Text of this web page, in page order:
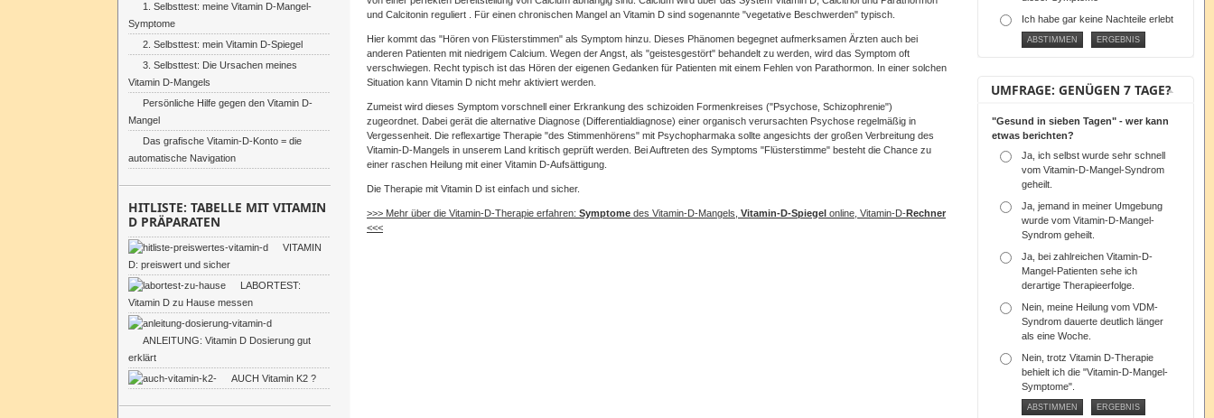
und Calcitonin reguliert . Für einen chronischen Mangel an Vitamin D sind sogenannte "vegetative Beschwerden" typisch.
Hier kommt das "Hören von Flüsterstimmen" als Symptom hinzu. Dieses Phänomen begegnet aufmerksamen Ärzten auch bei
anderen Patienten mit niedrigem Calcium. Wegen der Angst, als "geistesgestört" behandelt zu werden, wird das Symptom oft
verschwiegen. Recht typisch ist das Hören der eigenen Gedanken für Patienten mit einem Fehlen von Parathormon. In einer solchen
Situation kann Vitamin D nicht mehr aktiviert werden.
Zumeist wird dieses Symptom vorschnell einer Erkrankung des schizoiden Formenkreises ("Psychose, Schizophrenie")
zugeordnet. Dabei gerät die alternative Diagnose (Differentialdiagnose) einer organisch verursachten Psychose regelmäßig in
Vergessenheit. Die reflexartige Therapie "des Stimmenhörens" mit Psychopharmaka sollte angesichts der großen Verbreitung des
Vitamin-D-Mangels in unserem Land kritisch geprüft werden. Bei Auftreten des Symptoms "Flüsterstimme" besteht die Chance zu
einer raschen Heilung mit einer Vitamin D-Aufsättigung.
Die Therapie mit Vitamin D ist einfach und sicher.
>>> Mehr über die Vitamin-D-Therapie erfahren: Symptome des Vitamin-D-Mangels, Vitamin-D-Spiegel online, Vitamin-D-Rechner
<<<
1. Selbsttest: meine Vitamin D-Mangel-
Symptome
2. Selbsttest: mein Vitamin D-Spiegel
3. Selbsttest: Die Ursachen meines
Vitamin D-Mangels
Persönliche Hilfe gegen den Vitamin D-
Mangel
Das grafische Vitamin-D-Konto = die
automatische Navigation
HITLISTE: TABELLE MIT VITAMIN
D PRÄPARATEN
VITAMIN
D: preiswert und sicher
LABORTEST:
Vitamin D zu Hause messen
ANLEITUNG: Vitamin D Dosierung gut
erklärt
AUCH Vitamin K2 ?
Ich habe gar keine Nachteile erlebt
UMFRAGE: GENÜGEN 7 TAGE?
"Gesund in sieben Tagen" - wer kann
etwas berichten?
Ja, ich selbst wurde sehr schnell
vom Vitamin-D-Mangel-Syndrom
geheilt.
Ja, jemand in meiner Umgebung
wurde vom Vitamin-D-Mangel-
Syndrom geheilt.
Ja, bei zahlreichen Vitamin-D-
Mangel-Patienten sehe ich
derartige Therapieerfolge.
Nein, meine Heilung vom VDM-
Syndrom dauerte deutlich länger
als eine Woche.
Nein, trotz Vitamin D-Therapie
behielt ich die "Vitamin-D-Mangel-
Symptome".